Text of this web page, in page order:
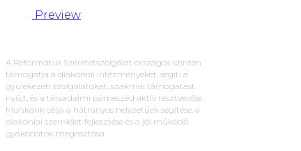
Preview
A Református Szeretetszolgálat országos szinten
támogatja a diakóniai intézményeket, segíti a
gyülekezeti szolgálatokat, szakmai támogatást
nyújt, és a társadalmi párbeszéd aktív résztvevője.
Munkánk célja a hátrányos helyzetűek segítése, a
diakóniai szemlélet fejlesztése és a jól működő
gyakorlatok megosztása.